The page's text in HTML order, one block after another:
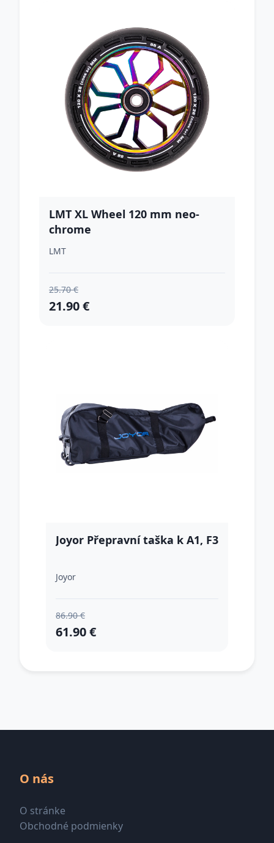
LMT XL Wheel 120 mm neo-
chrome
LMT
25.70 €
21.90 €
Joyor Přepravní taška k A1, F3
Joyor
86.90 €
61.90 €
O nás
O stránke
Obchodné podmienky